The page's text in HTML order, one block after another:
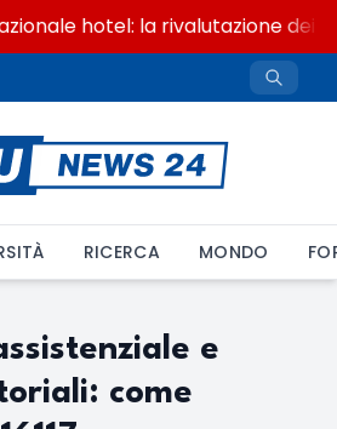
hotel: la rivalutazione dei
RICERCA MONDO
e
come